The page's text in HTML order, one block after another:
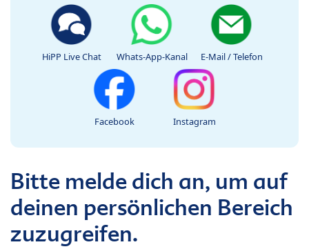
HiPP Live Chat Whats-App-Kanal E-Mail / Telefon
Facebook Instagram
Bitte melde dich an, um auf
deinen persönlichen Bereich
zuzugreifen.